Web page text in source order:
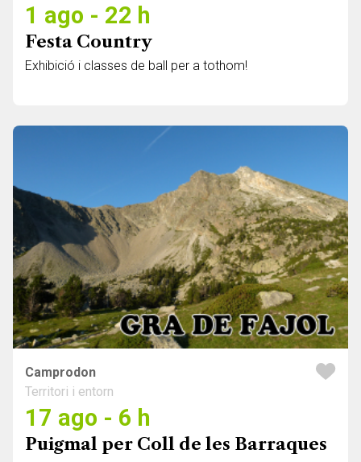
1 ago - 22 h
Festa Country
Exhibició i classes de ball per a tothom!
Camprodon
Territori i entorn
17 ago - 6 h
Puigmal per Coll de les Barraques